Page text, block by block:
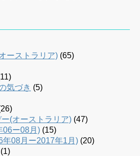
ーストラリア) (65)
気づき (5)
(オーストラリア) (47)
06ー08月) (15)
08月ー2017年1月) (20)
(1)